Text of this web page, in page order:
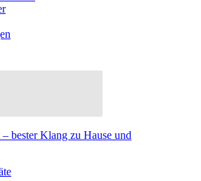
bester Klang zu Hause und